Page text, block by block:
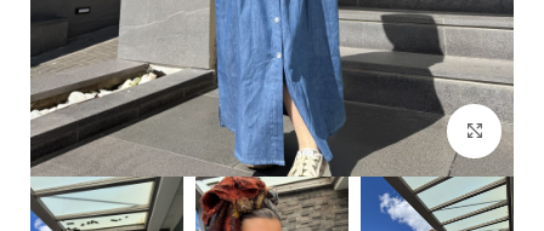
Click to enlarge